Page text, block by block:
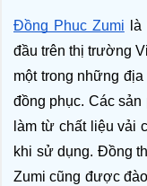
Đồng Phục Zumi là
đầu trên thị trường
một trong những
đồng phục. Các
làm từ chất liệu vải
khi sử dụng. Đồng
Zumi cũng được